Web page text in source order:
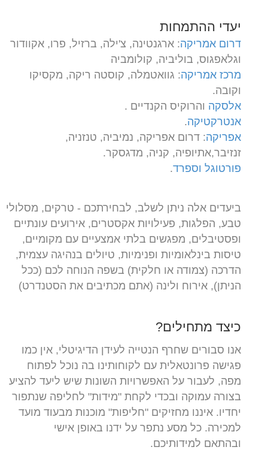
יעדי ההתמחות
דרום אמריקה: ארגנטינה, צ'ילה, ברזיל, פרו, אקוודור
וגלאפגוס, בוליביה, קולומביה
מרכז אמריקה: גוואטמלה, קוסטה ריקה, מקסיקו
וקובה.
אלסקה והרוקיס הקנדיים .
אנטרקטיקה.
אפריקה: דרום אפריקה, נמיביה, טנזניה,
זנזיבר,אתיופיה, קניה, מדגסקר.
פורטוגל וספרד.
ביעדים אלה ניתן לשלב, לבחירתכם - טרקים, מסלולי
טבע, הפלגות, פעילויות אקסטרים, אירועים עונתיים
ופסטיבלים, מפגשים בלתי אמצעיים עם מקומיים,
טיסות בינלאומיות ופנימיות, טיולים בנהיגה עצמית,
הדרכה (צמודה או חלקית) בשפה הנוחה לכם (ככל
הניתן), אירוח ולינה (אתם מכתיבים את הסטנדרט)
כיצד מתחילים?
אנו סבורים שחרף הנטייה לעידן הדיגיטלי, אין כמו
פגישה פרונטאלית עם לקוחותינו בה נוכל לפתוח
מפה, לעבור על האפשרויות השונות שיש ליעד להציע
בצורה עמוקה ובכדי לקחת "מידות" לחליפה שנתפור
יחדיו. איננו מחזיקים "חליפות" מוכנות מבעוד מועד
למכירה. כל מסע נתפר על ידנו באופן אישי
ובהתאם למידותיכם.